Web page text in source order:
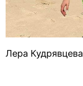
Лера Кудрявцева